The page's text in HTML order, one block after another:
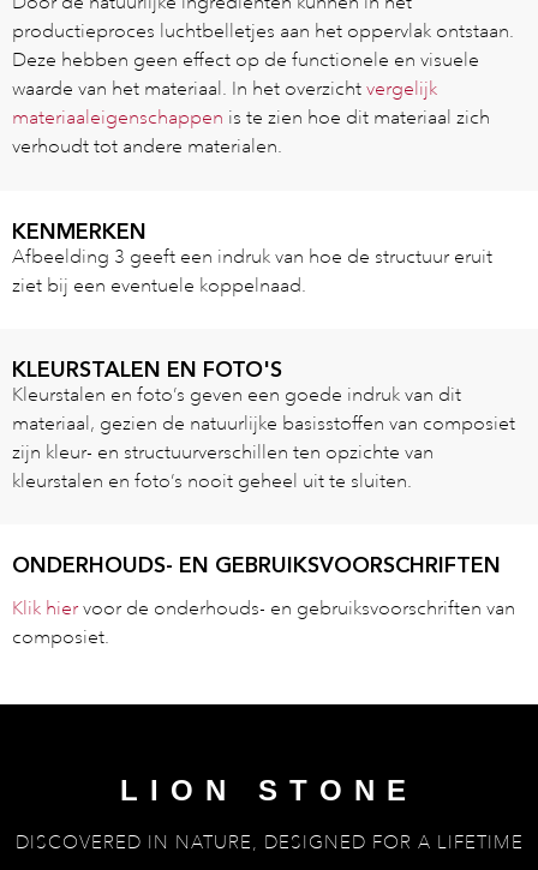
productieproces luchtbelletjes aan het oppervlak ontstaan.
Deze hebben geen effect op de functionele en visuele
waarde van het materiaal. In het overzicht vergelijk
materiaaleigenschappen is te zien hoe dit materiaal zich
verhoudt tot andere materialen.
KENMERKEN
Afbeelding 3 geeft een indruk van hoe de structuur eruit
ziet bij een eventuele koppelnaad.
KLEURSTALEN EN FOTO'S
Kleurstalen en foto’s geven een goede indruk van dit
materiaal, gezien de natuurlijke basisstoffen van composiet
zijn kleur- en structuurverschillen ten opzichte van
kleurstalen en foto’s nooit geheel uit te sluiten.
ONDERHOUDS- EN GEBRUIKSVOORSCHRIFTEN
Klik hiervoor de onderhouds- en gebruiksvoorschriften van
composiet.
LION STONE
DISCOVERED IN NATURE, DESIGNED FOR A LIFETIME